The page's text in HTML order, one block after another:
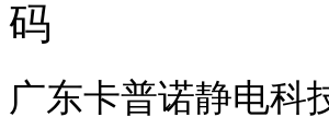
广东卡普诺静电科